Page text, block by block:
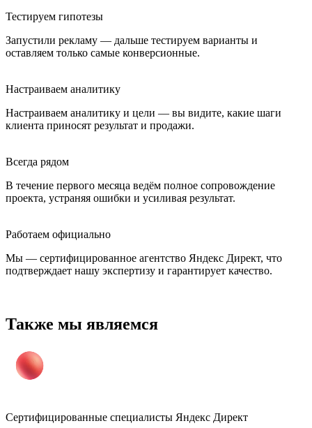
Тестируем гипотезы
Запустили рекламу — дальше тестируем варианты и
оставляем только самые конверсионные.
Настраиваем аналитику
Настраиваем аналитику и цели — вы видите, какие шаги
клиента приносят результат и продажи.
Всегда рядом
В течение первого месяца ведём полное сопровождение
проекта, устраняя ошибки и усиливая результат.
Работаем официально
Мы — сертифицированное агентство Яндекс Директ, что
подтверждает нашу экспертизу и гарантирует качество.
Также мы являемся
Сертифицированные специалисты Яндекс Директ